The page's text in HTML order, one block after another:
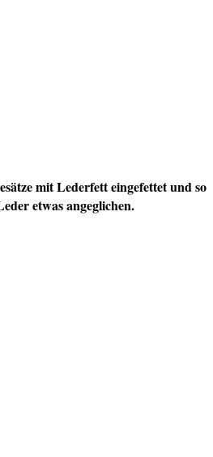
mit Lederfett eingefettet und so
etwas angeglichen.